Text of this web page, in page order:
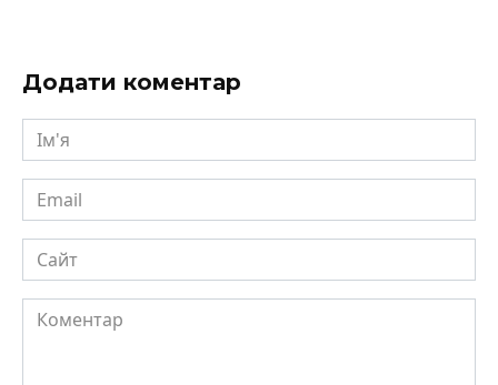
Додати коментар
Ім'я
Email
Сайт
Коментар